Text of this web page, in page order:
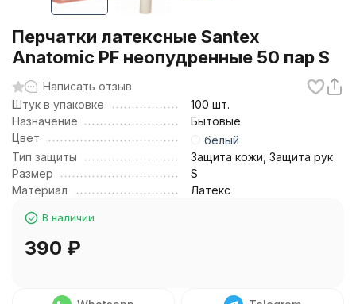
Перчатки латексные Santex
Anatomic PF неопудренные 50 пар S
Написать отзыв
Штук в упаковке
100 шт.
Назначение
Бытовые
Цвет
белый
Тип защиты
Защита кожи, Защита рук
Размер
S
Материал
Латекс
В наличии
390 ₽